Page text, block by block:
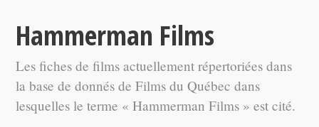
Hammerman Films
Les fiches de films actuellement répertoriées dans
la base de donnés de Films du Québec dans
lesquelles le terme « Hammerman Films » est cité.